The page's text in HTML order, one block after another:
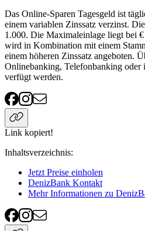
Das Online-Sparen Tagesgeld ist
einem variablen Zinssatz verzinst.
1.000. Die Maximaleinlage liegt bei
wird in Kombination mit einem
einem höheren Zinssatz angeboten.
Onlinebanking, Telefonbanking
verfügt werden.
Link kopiert!
Inhaltsverzeichnis:
Jetzt Preise einholen
DenizBank Kontakt
Mehr Informationen zu